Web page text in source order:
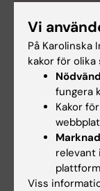
Om
Professor i
onkologi-
Katalin
av
Budapest,
kliniskt vid
och numera
Vi
På
kakor för olika
fungera
Kakor för
relevant
Viss